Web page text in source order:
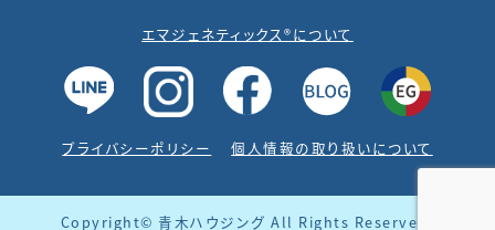
エマジェネティックス®について
プライバシーポリシー 個人情報の取り扱いについて
Copyright© 青木ハウジング All Rights Reserved.